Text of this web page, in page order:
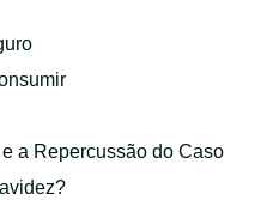
a Repercussão do Caso